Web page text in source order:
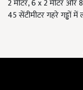
2 मीटर, 6 x 2 मीटर और
45 सेंटीमीटर गहरे गड्ढों में